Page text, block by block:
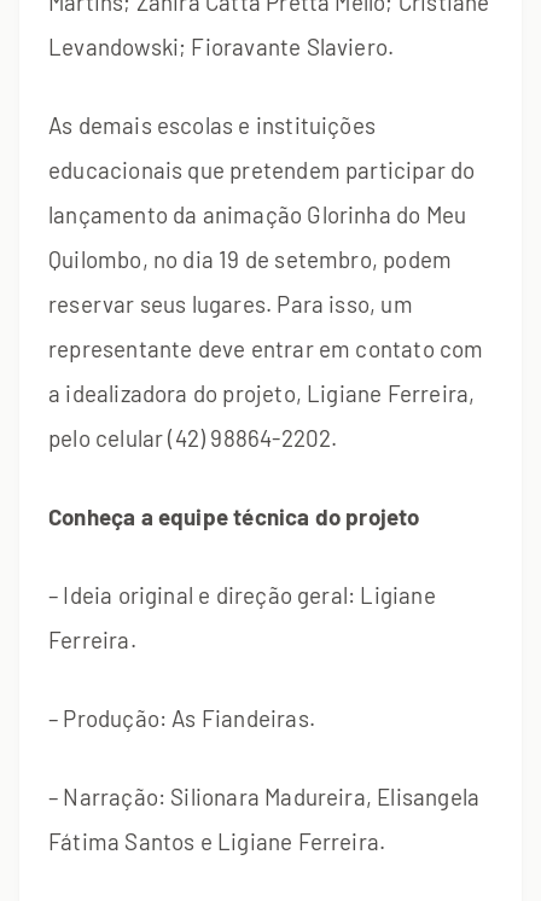
Levandowski; Fioravante Slaviero.
As demais escolas e instituições
educacionais que pretendem participar do
lançamento da animação Glorinha do Meu
Quilombo, no dia 19 de setembro, podem
reservar seus lugares. Para isso, um
representante deve entrar em contato com
a idealizadora do projeto, Ligiane Ferreira,
pelo celular (42) 98864-2202.
Conheça a equipe técnica do projeto
– Ideia original e direção geral: Ligiane
Ferreira.
– Produção: As Fiandeiras.
– Narração: Silionara Madureira, Elisangela
Fátima Santos e Ligiane Ferreira.